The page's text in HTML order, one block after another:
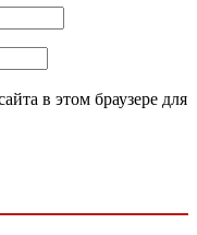
в этом браузере для